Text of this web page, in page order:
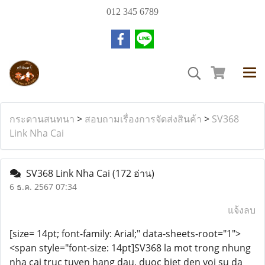
012 345 6789
กระดานสนทนา > สอบถามเรื่องการจัดส่งสินค้า > SV368
Link Nha Cai
SV368 Link Nha Cai (172 อ่าน)
6 ธ.ค. 2567 07:34
แจ้งลบ
[size= 14pt; font-family: Arial;" data-sheets-root="1">
<span style="font-size: 14pt]SV368 la mot trong nhung
nha cai truc tuyen hang dau, duoc biet den voi su da